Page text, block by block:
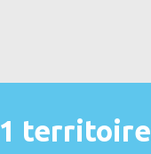
1 territoire